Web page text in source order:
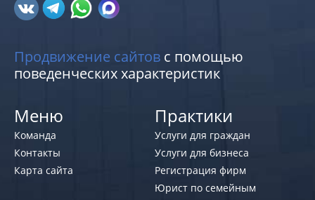
Продвижение сайтов с помощью
поведенческих характеристик
Меню
Команда
Контакты
Карта сайта
Практики
Услуги для граждан
Услуги для бизнеса
Регистрация фирм
Юрист по семейным